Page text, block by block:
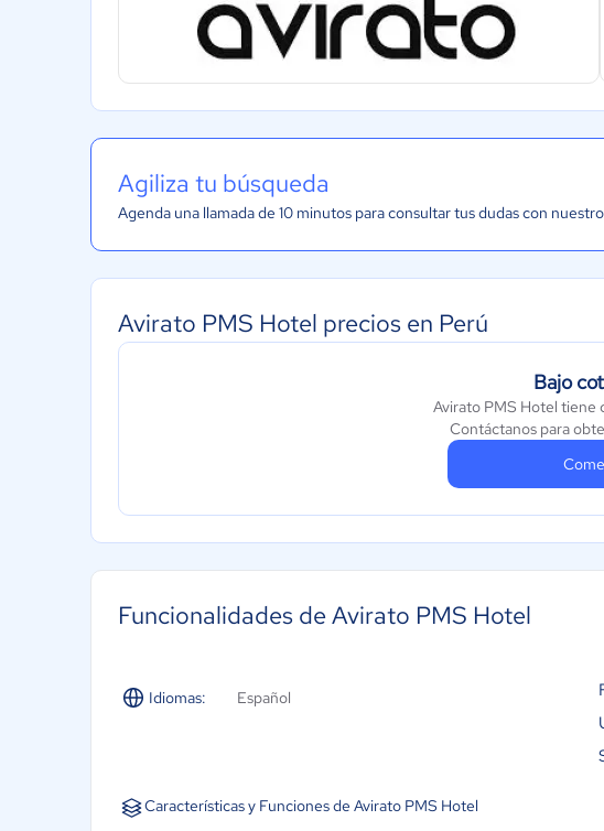
Agiliza tu búsqueda
Agenda una llamada de 10 minutos para consultar tus dudas con
Avirato PMS Hotel precios en Perú
Bajo
Avirato PMS Hotel tiene
Contáctanos para
Funcionalidades de Avirato PMS Hotel
Idiomas: Español
Características y Funciones de Avirato PMS Hotel